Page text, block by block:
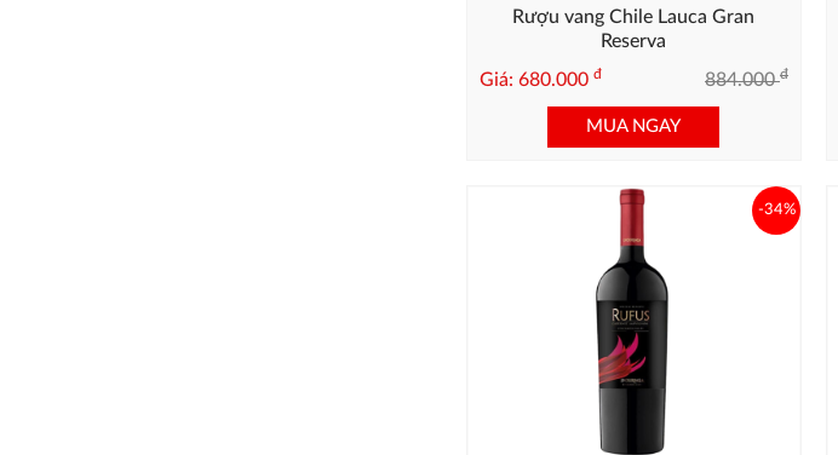
Rượu vang Chile Lauca Gran
Reserva
Giá: 680.000 đ 884.000đ
MUA NGAY
-34%